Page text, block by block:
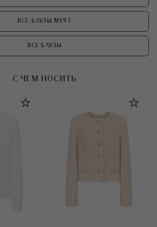
ВСЕ БЛУЗЫ MVST
ВСЕ БЛУЗЫ
С ЧЕМ НОСИТЬ